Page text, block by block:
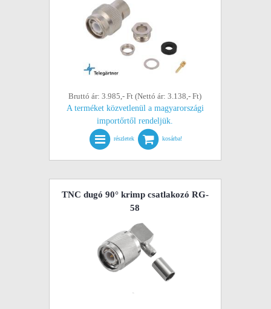
Bruttó ár: 3.985,- Ft (Nettó ár: 3.138,- Ft)
A terméket közvetlenül a magyarországi
importőrtől rendeljük.
részletek kosárba!
TNC dugó 90° krimp csatlakozó RG-
58